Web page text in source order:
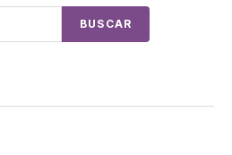
BUSCAR